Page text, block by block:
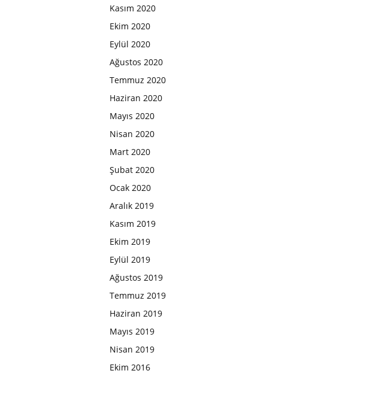
Kasım 2020
Ekim 2020
Eylül 2020
Ağustos 2020
Temmuz 2020
Haziran 2020
Mayıs 2020
Nisan 2020
Mart 2020
Şubat 2020
Ocak 2020
Aralık 2019
Kasım 2019
Ekim 2019
Eylül 2019
Ağustos 2019
Temmuz 2019
Haziran 2019
Mayıs 2019
Nisan 2019
Ekim 2016